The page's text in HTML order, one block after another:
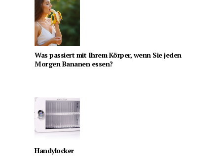
Was passiert mit Ihrem Körper, wenn Sie jeden
Morgen Bananen essen?
Handylocker